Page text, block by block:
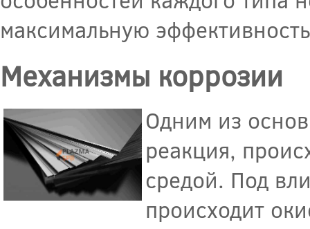
максимальную
Механизмы коррозии
Одним из
реакция,
средой. Под
происходит